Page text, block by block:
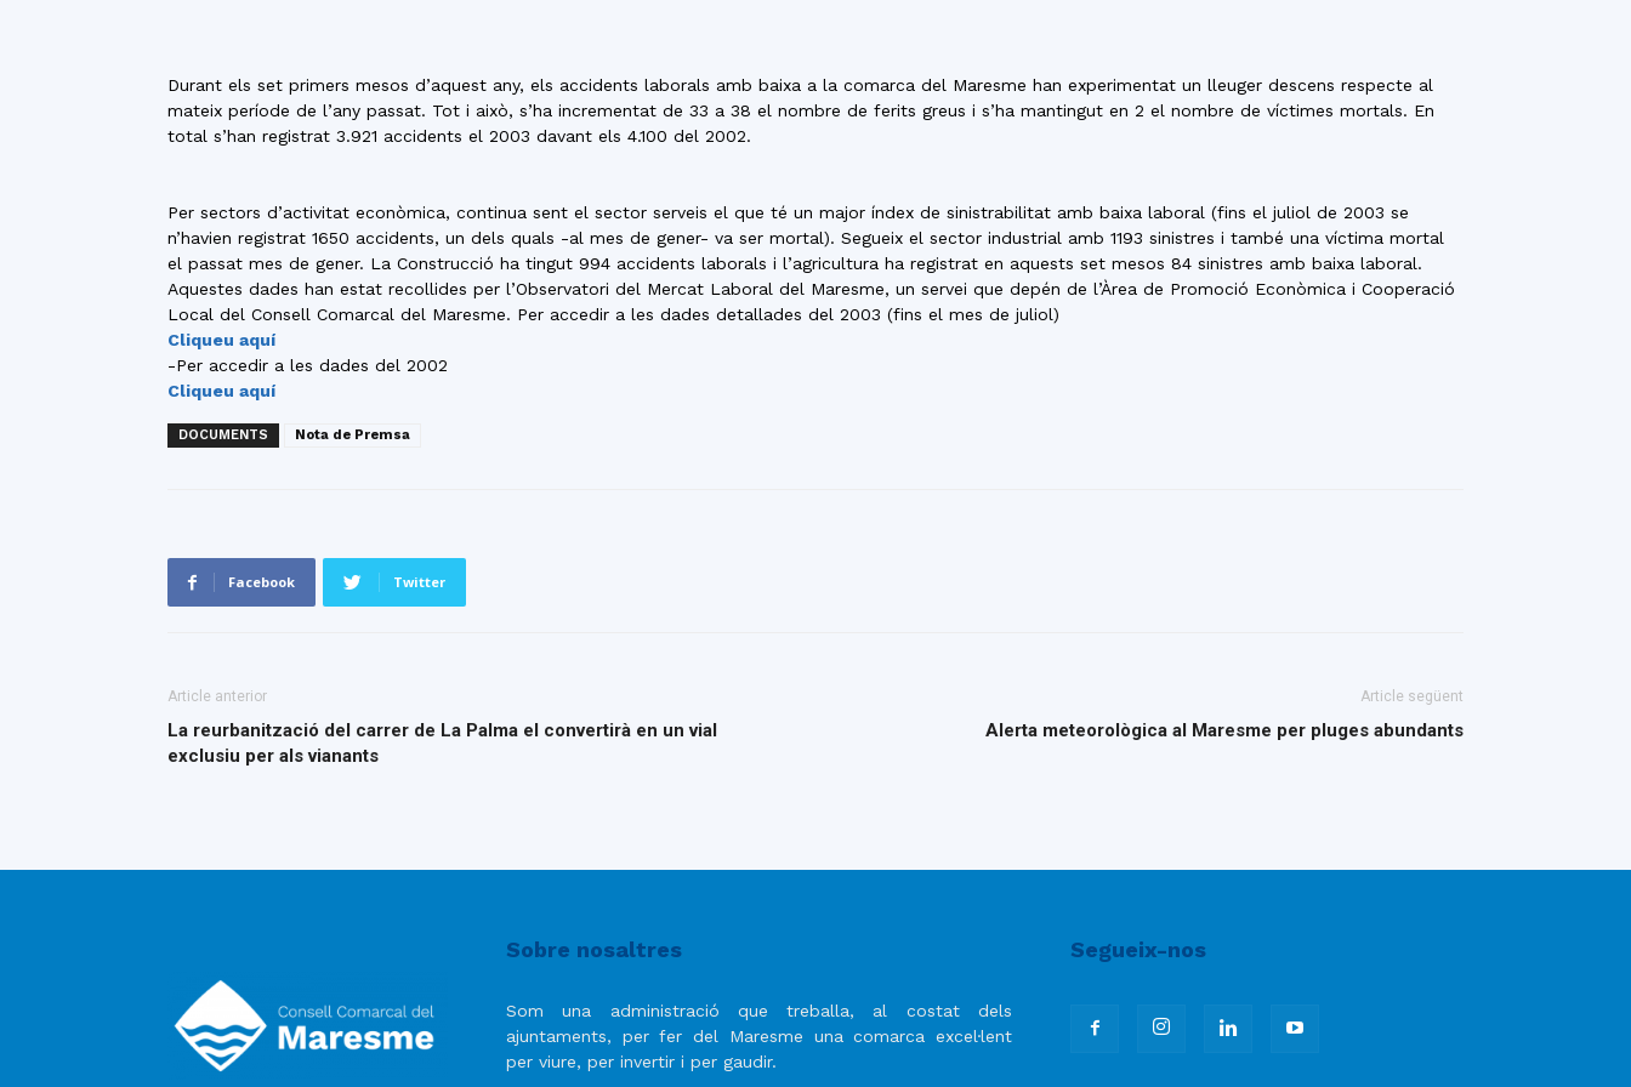
Durant els set primers mesos d’aquest any, els accidents laborals amb baixa a la comarca del Maresme han experimentat un lleuger descens respecte al
mateix període de l’any passat. Tot i això, s’ha incrementat de 33 a 38 el nombre de ferits greus i s’ha mantingut en 2 el nombre de víctimes mortals. En
total s’han registrat 3.921 accidents el 2003 davant els 4.100 del 2002.
Per sectors d’activitat econòmica, continua sent el sector serveis el que té un major índex de sinistrabilitat amb baixa laboral (fins el juliol de 2003 se
n’havien registrat 1650 accidents, un dels quals -al mes de gener- va ser mortal). Segueix el sector industrial amb 1193 sinistres i també una víctima mortal
el passat mes de gener. La Construcció ha tingut 994 accidents laborals i l’agricultura ha registrat en aquests set mesos 84 sinistres amb baixa laboral.
Aquestes dades han estat recollides per l’Observatori del Mercat Laboral del Maresme, un servei que depén de l’Àrea de Promoció Econòmica i Cooperació
Local del Consell Comarcal del Maresme. Per accedir a les dades detallades del 2003 (fins el mes de juliol)
Cliqueu aquí
-Per accedir a les dades del 2002
Cliqueu aquí
DOCUMENTS Nota de Premsa
Facebook Twitter
Article anterior
La reurbanització del carrer de La Palma el convertirà en un vial
exclusiu per als vianants
Article següent
Alerta meteorològica al Maresme per pluges abundants
Sobre nosaltres
Som una administració que treballa, al costat dels
ajuntaments, per fer del Maresme una comarca excel·lent
per viure, per invertir i per gaudir.
Segueix-nos